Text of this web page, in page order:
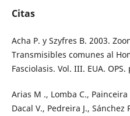
Citas
Acha P. y Szyfres B. 2003.
Transmisibles comunes al
Fasciolasis. Vol. III. EUA.
Arias M ., Lomba C.,
Dacal V., Pedreira J., Sánchez